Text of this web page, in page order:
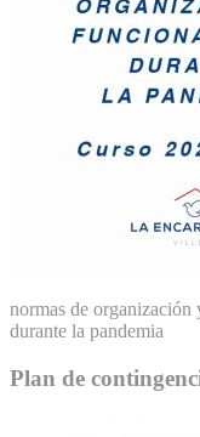
normas de
durante la pandemia
Plan de